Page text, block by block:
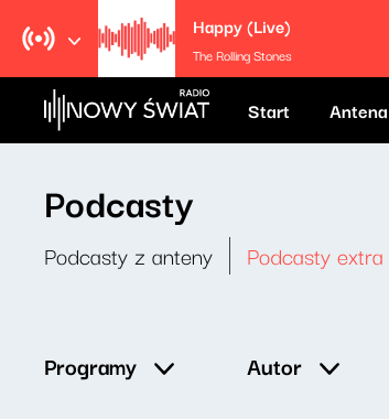
Happy (Live)
The Rolling Stones
Start Antena
Podcasty
Podcasty z anteny Podcasty extra
Programy Autor